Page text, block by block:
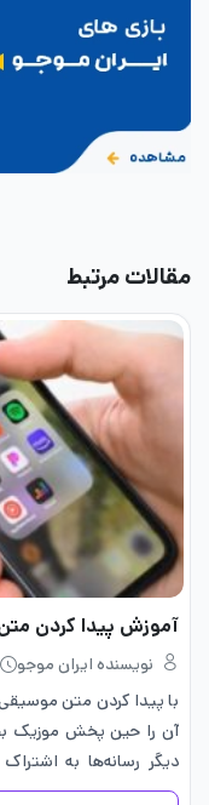
مقالات مرتبط
نویسنده ایران موجو
با پیدا کردن متن
آن را حین پخش موزیک
دیگر رسانه‌ها به
محبوب‌ترین،